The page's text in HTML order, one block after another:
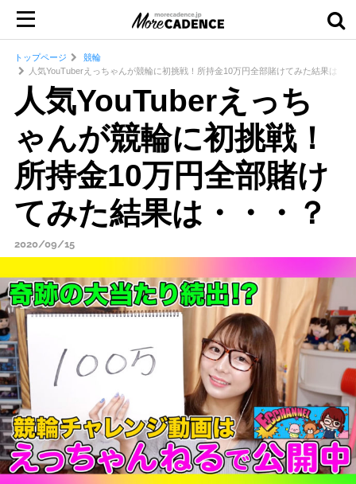
トップページ
競輪
人気YouTuberえっちゃんが競輪に初挑戦！所持金10万円全部賭けてみた結果は・
人気YouTuberえっち
ゃんが競輪に初挑戦！
所持金10万円全部賭け
てみた結果は・・・？
2020/09/15